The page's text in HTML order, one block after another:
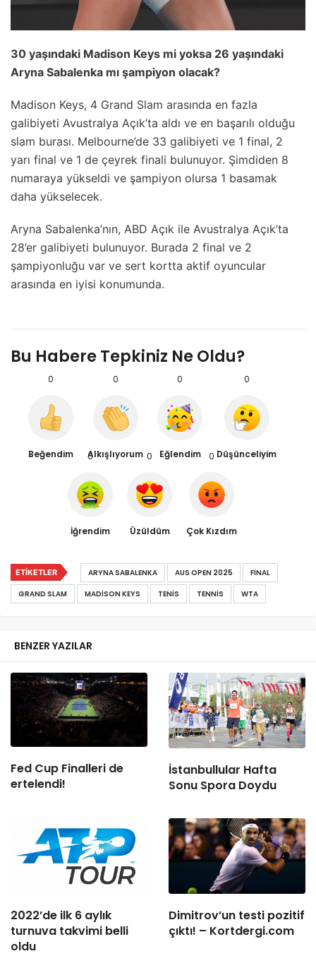
30 yaşındaki Madison Keys mi yoksa 26 yaşındaki
Aryna Sabalenka mı şampiyon olacak?
Madison Keys, 4 Grand Slam arasında en fazla
galibiyeti Avustralya Açık’ta aldı ve en başarılı olduğu
slam burası. Melbourne’de 33 galibiyeti ve 1 final, 2
yarı final ve 1 de çeyrek finali bulunuyor. Şimdiden 8
numaraya yükseldi ve şampiyon olursa 1 basamak
daha yükselecek.
Aryna Sabalenka’nın, ABD Açık ile Avustralya Açık’ta
28’er galibiyeti bulunuyor. Burada 2 final ve 2
şampiyonluğu var ve sert kortta aktif oyuncular
arasında en iyisi konumunda.
Bu Habere Tepkiniz Ne Oldu?
0
Beğendim
0
Alkışlıyorum
0
Eğlendim
0
Düşünceliyim
0
İğrendim
0
Üzüldüm
0
Çok Kızdım
ETIKETLER ARYNA SABALENKA AUS OPEN 2025
FINAL
GRAND SLAM
MADISON KEYS TENIS TENNIS WTA
BENZER YAZILAR
Fed Cup Finalleri de
ertelendi!
İstanbullular Hafta
Sonu Spora Doydu
2022’de ilk 6 aylık
turnuva takvimi belli
oldu
Dimitrov’un testi pozitif
çıktı! – Kortdergi.com